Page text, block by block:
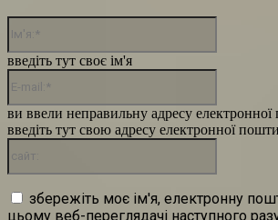
введіть тут своє ім'я
ви ввели неправильну адресу
введіть тут свою адресу електронної пошти
збережіть моє ім'я, електронну
цьому веб-переглядачі наступного